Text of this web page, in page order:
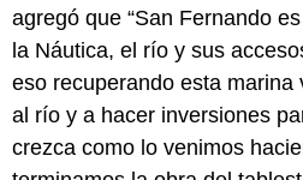
agregó que “San Fernando
la Náutica, el río y sus
eso recuperando esta marina
al río y a hacer inversiones
crezca como lo venimos